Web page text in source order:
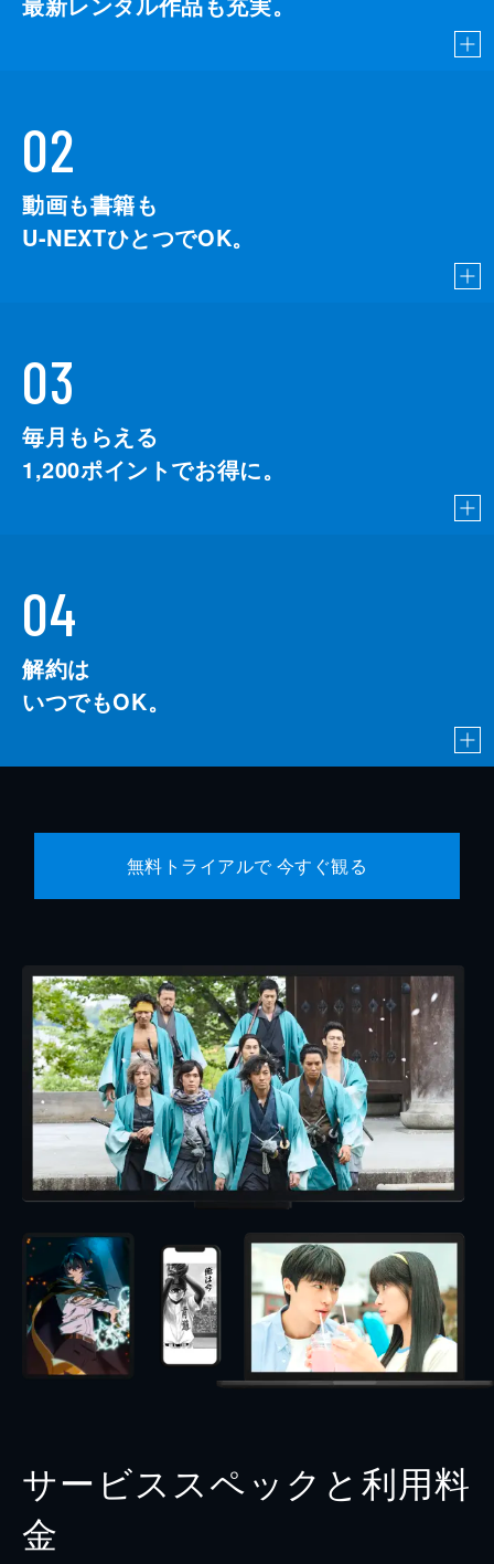
02
動画も書籍も
U-NEXTひとつでOK。
03
毎月もらえる
1,200ポイントでお得に。
04
解約は
いつでもOK。
無料トライアルで 今すぐ観る
サービススペックと利用料
金